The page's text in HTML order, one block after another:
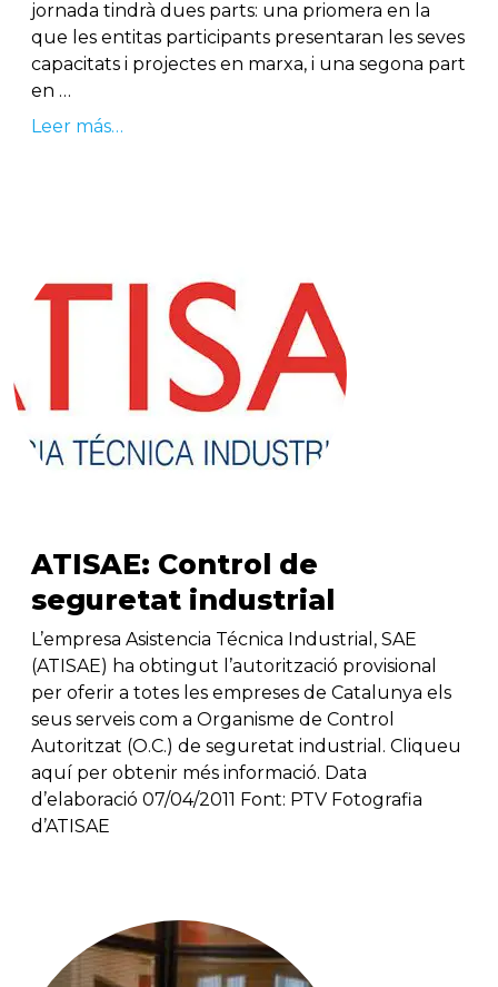
jornada tindrà dues parts: una priomera en la
que les entitas participants presentaran les seves
capacitats i projectes en marxa, i una segona part
en …
Leer más…
ATISAE: Control de
seguretat industrial
L’empresa Asistencia Técnica Industrial, SAE
(ATISAE) ha obtingut l’autorització provisional
per oferir a totes les empreses de Catalunya els
seus serveis com a Organisme de Control
Autoritzat (O.C.) de seguretat industrial. Cliqueu
aquí per obtenir més informació. Data
d’elaboració 07/04/2011 Font: PTV Fotografia
d’ATISAE